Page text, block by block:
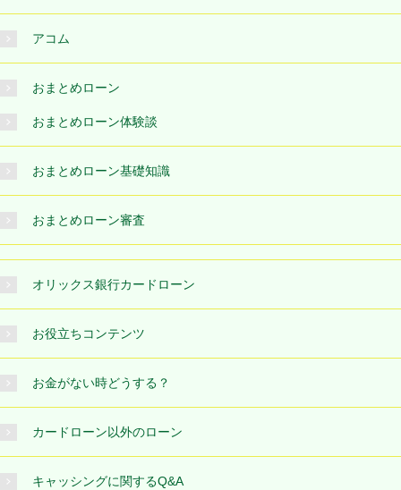
アコム
おまとめローン
おまとめローン体験談
おまとめローン基礎知識
おまとめローン審査
オリックス銀行カードローン
お役立ちコンテンツ
お金がない時どうする？
カードローン以外のローン
キャッシングに関するQ&A